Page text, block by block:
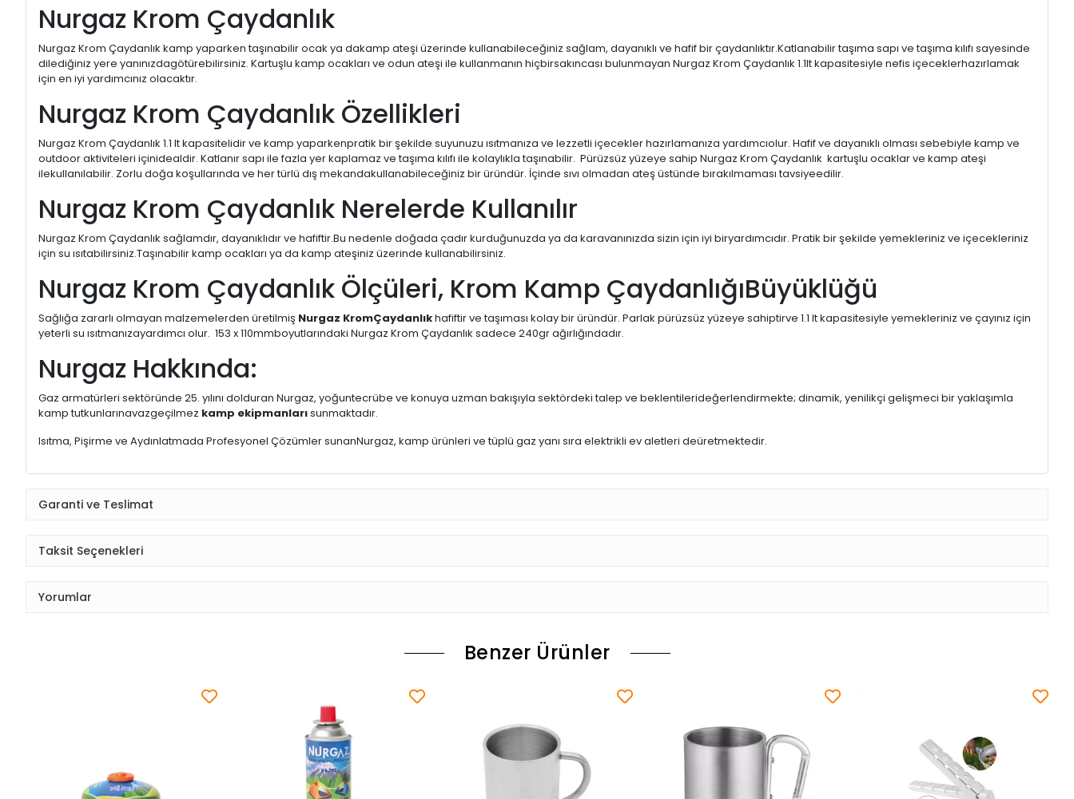
Nurgaz Krom Çaydanlık
Nurgaz Krom Çaydanlık kamp yaparken taşınabilir ocak ya dakamp ateşi üzerinde kullanabileceğiniz sağlam, dayanıklı ve hafif bir çaydanlıktır.Katlanabilir taşıma sapı ve taşıma kılıfı sayesinde
dilediğiniz yere yanınızdagötürebilirsiniz. Kartuşlu kamp ocakları ve odun ateşi ile kullanmanın hiçbirsakıncası bulunmayan Nurgaz Krom Çaydanlık 1.1lt kapasitesiyle nefis içeceklerhazırlamak
için en iyi yardımcınız olacaktır.
Nurgaz Krom Çaydanlık Özellikleri
Nurgaz Krom Çaydanlık 1.1 lt kapasitelidir ve kamp yaparkenpratik bir şekilde suyunuzu ısıtmanıza ve lezzetli içecekler hazırlamanıza yardımcıolur. Hafif ve dayanıklı olması sebebiyle kamp ve
outdoor aktiviteleri içinidealdir. Katlanır sapı ile fazla yer kaplamaz ve taşıma kılıfı ile kolaylıkla taşınabilir. Pürüzsüz yüzeye sahip Nurgaz Krom Çaydanlık kartuşlu ocaklar ve kamp ateşi
ilekullanılabilir. Zorlu doğa koşullarında ve her türlü dış mekandakullanabileceğiniz bir üründür. İçinde sıvı olmadan ateş üstünde bırakılmaması tavsiyeedilir.
Nurgaz Krom Çaydanlık Nerelerde Kullanılır
Nurgaz Krom Çaydanlık sağlamdır, dayanıklıdır ve hafiftir.Bu nedenle doğada çadır kurduğunuzda ya da karavanınızda sizin için iyi biryardımcıdır. Pratik bir şekilde yemekleriniz ve içecekleriniz
için su ısıtabilirsiniz.Taşınabilir kamp ocakları ya da kamp ateşiniz üzerinde kullanabilirsiniz.
Nurgaz Krom Çaydanlık Ölçüleri, Krom Kamp ÇaydanlığıBüyüklüğü
Sağlığa zararlı olmayan malzemelerden üretilmiş Nurgaz KromÇaydanlıkhafiftir ve taşıması kolay bir üründür. Parlak pürüzsüz yüzeye sahiptirve 1.1 lt kapasitesiyle yemekleriniz ve çayınız için
yeterli su ısıtmanızayardımcı olur. 153 x 110mmboyutlarındaki Nurgaz Krom Çaydanlık sadece 240gr ağırlığındadır.
Nurgaz Hakkında:
Gaz armatürleri sektöründe 25. yılını dolduran Nurgaz, yoğuntecrübe ve konuya uzman bakışıyla sektördeki talep ve beklentilerideğerlendirmekte; dinamik, yenilikçi gelişmeci bir yaklaşımla
kamp tutkunlarınavazgeçilmez kamp ekipmanlarısunmaktadır.
Isıtma, Pişirme ve Aydınlatmada Profesyonel Çözümler sunanNurgaz, kamp ürünleri ve tüplü gaz yanı sıra elektrikli ev aletleri deüretmektedir.
Garanti ve Teslimat
Taksit Seçenekleri
Yorumlar
Benzer Ürünler